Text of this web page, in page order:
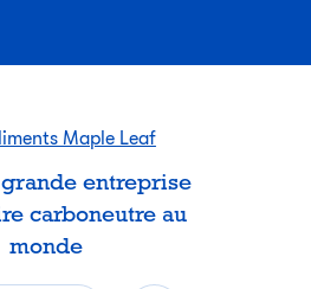
entreprise
carboneutre au
monde